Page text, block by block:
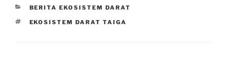
CATEGORIES
BERITA EKOSISTEM DARAT
TAGS
EKOSISTEM DARAT TAIGA